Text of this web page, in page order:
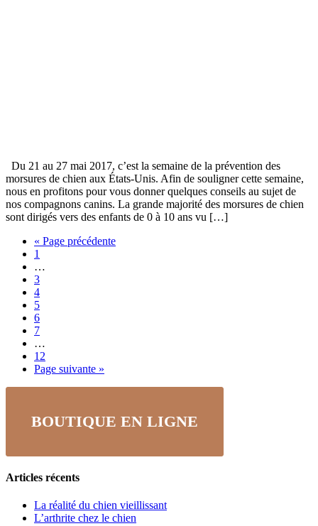
Du 21 au 27 mai 2017, c’est la semaine de la prévention des
morsures de chien aux États-Unis. Afin de souligner cette semaine,
nous en profitons pour vous donner quelques conseils au sujet de
nos compagnons canins. La grande majorité des morsures de chien
sont dirigés vers des enfants de 0 à 10 ans vu […]
« Page précédente
1
…
3
4
5
6
7
…
12
Page suivante »
BOUTIQUE EN LIGNE
Articles récents
La réalité du chien vieillissant
L’arthrite chez le chien